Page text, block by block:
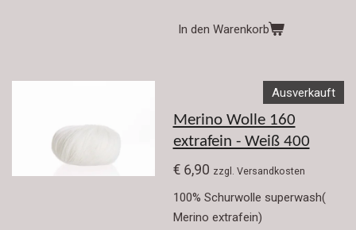
In den Warenkorb
Ausverkauft
Merino Wolle 160
extrafein - Weiß 400
€ 6,90 zzgl. Versandkosten
100% Schurwolle superwash(
Merino extrafein)